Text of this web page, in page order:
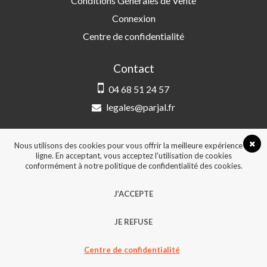
Connexion
Centre de confidentialité
Contact
04 68 51 24 57
legales@parjal.fr
3 Rue Saint-Amand, 66000 Perpignan
© 2026, Tous droits réservés - Design &
Nous utilisons des cookies pour vous offrir la meilleure expérience en
ligne. En acceptant, vous acceptez l'utilisation de cookies
conformément à notre politique de confidentialité des cookies.
J’ACCEPTE
JE REFUSE
Centre de confidentialité